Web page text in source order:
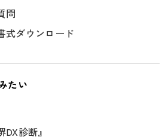
問
式ダウンロード
たい
診断』